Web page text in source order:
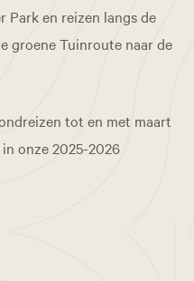
Park en reizen langs de
groene Tuinroute naar de
tot en met maart
onze 2025-2026